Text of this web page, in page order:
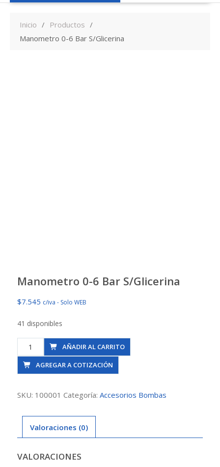
Inicio
Productos
Manometro 0-6 Bar S/Glicerina
Manometro 0-6 Bar S/Glicerina
$7.545 c/iva - Solo WEB
41 disponibles
Manometro
0-
S/Glicerina
AÑADIR AL CARRITO
AGREGAR A COTIZACIÓN
SKU: 100001 Categoría: Accesorios Bombas
Valoraciones (0)
VALORACIONES